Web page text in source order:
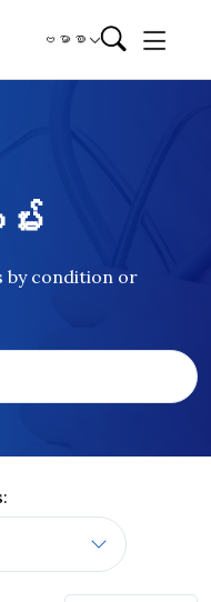
ဗမာစာ
း
by condition or